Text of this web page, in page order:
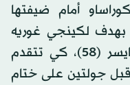
أمام ضيفتها
بهدف لكينجي غوريه
(19)، مقابل هدف لتايريس سبايسر (58)، كي تتقدم
جولتين على ختام